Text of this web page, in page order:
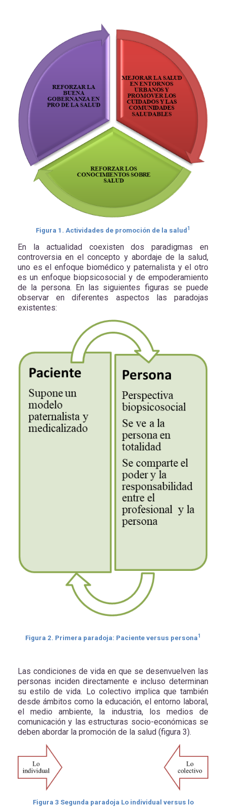
Figura 1 . Actividades de promoción de la salud 1
En la actualidad coexisten dos paradigmas en
controversia en el concepto y abordaje de la salud,
uno es el enfoque biomédico y paternalista y el otro
es un enfoque biopsicosocial y de empoderamiento
de la persona. En las siguientes figuras se puede
observar en diferentes aspectos las paradojas
existentes:
Figura 2. Primera paradoja: Paciente versus persona1
Las condiciones de vida en que se desenvuelven las
personas inciden directamente e incluso determinan
su estilo de vida. Lo colectivo implica que también
desde ámbitos como la educación, el entorno laboral,
el medio ambiente, la industria, los medios de
comunicación y las estructuras socio-económicas se
deben abordar la promoción de la salud (figura 3).
Figura 3 Segunda paradoja Lo individual versus lo